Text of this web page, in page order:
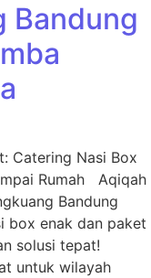
Bandung
Catering Nasi Box
Rumah Aqiqah
Bandung
box enak dan paket
solusi tepat!
untuk wilayah